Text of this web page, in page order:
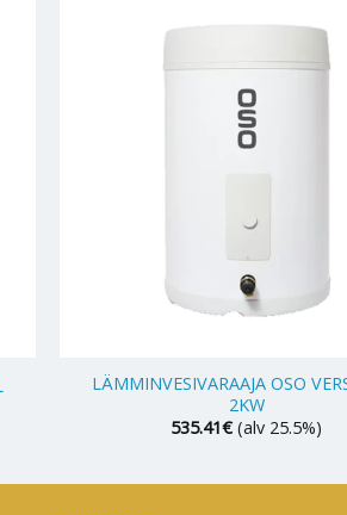
LÄMMINVESIVARAAJA OSO
2KW
535.41€ (alv 25.5%)